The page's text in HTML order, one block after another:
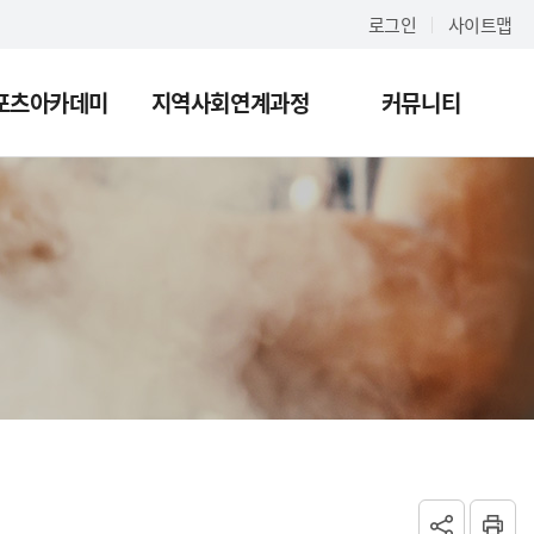
로그인 사이트맵
츠아카데미 지역사회연계과정 커뮤니티